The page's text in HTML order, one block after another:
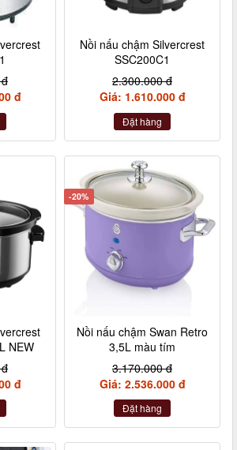
đ
Nồi nấu chậm Silvercrest
SSC200C1
2.300.000 đ
Giá: 1.610.000 đ
Đặt hàng
NEW
đ
-20%
Nồi nấu chậm Swan Retro
3,5L màu tím
3.170.000 đ
Giá: 2.536.000 đ
Đặt hàng